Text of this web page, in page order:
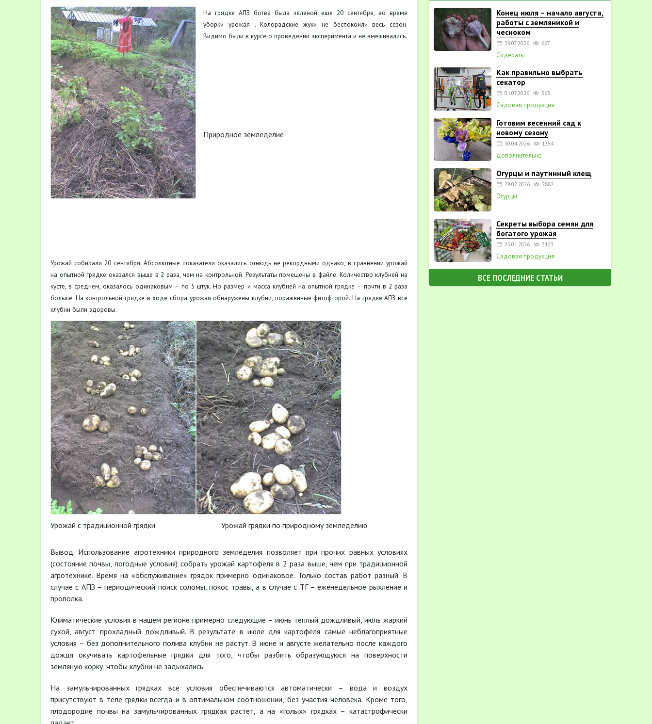
На грядке АПЗ ботва была зеленой еще 20 сентября, во время
уборки урожая . Колорадские жуки не беспокоили весь сезон.
Видимо были в курсе о проведении эксперимента и не вмешивались.
Природное земледелие
Урожай собирали 20 сентября. Абсолютные показатели оказались отнюдь не рекордными однако, в сравнении урожай
на опытной грядке оказался выше в 2 раза, чем на контрольной. Результаты помещены в файле. Количество клубней на
кусте, в среднем, оказалось одинаковым – по 5 штук. Но размер и масса клубней на опытной грядке – почти в 2 раза
больше. На контрольной грядке в ходе сбора урожая обнаружены клубни, пораженные фитофторой. На грядке АПЗ все
клубни были здоровы.
Урожай с традиционной грядки Урожай грядки по природному земледелию
Вывод. Использование агротехники природного земледелия позволяет при прочих равных условиях
(состояние почвы, погодные условия) собрать урожай картофеля в 2 раза выше, чем при традиционной
агротехнике. Время на «обслуживание» грядок примерно одинаковое. Только состав работ разный. В
случае с АПЗ – периодический поиск соломы, покос травы, а в случае с ТГ – еженедельное рыхление и
прополка.
Климатические условия в нашем регионе примерно следующие – июнь теплый дождливый, июль жаркий
сухой, август прохладный дождливый. В результате в июле для картофеля самые неблагоприятные
условия – без дополнительного полива клубни не растут. В июне и августе желательно после каждого
дождя окучивать картофельные грядки для того, чтобы разбить образующуюся на поверхности
земляную корку, чтобы клубни не задыхались.
На замульчированных грядках все условия обеспечиваются автоматически – вода и воздух
присутствуют в теле грядки всегда и в оптимальном соотношении, без участия человека. Кроме того,
плодородие почвы на замульчированных грядках растет, а на «голых» грядках – катастрофически
Конец июля – начало августа,
работы с земляникой и
чесноком
29.07.2026 667
Сидераты
Как правильно выбрать
секатор
01.07.2026 563
Садовая продукция
Готовим весенний сад к
новому сезону
30.04.2026 1354
Дополнительно
Огурцы и паутинный клещ
28.02.2026 2882
Огурцы
Секреты выбора семян для
богатого урожая
25.01.2026 3123
Садовая продукция
ВСЕ ПОСЛЕДНИЕ СТАТЬИ